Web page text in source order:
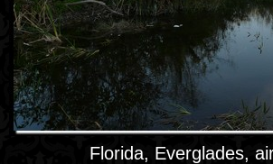
Florida, Everglades,